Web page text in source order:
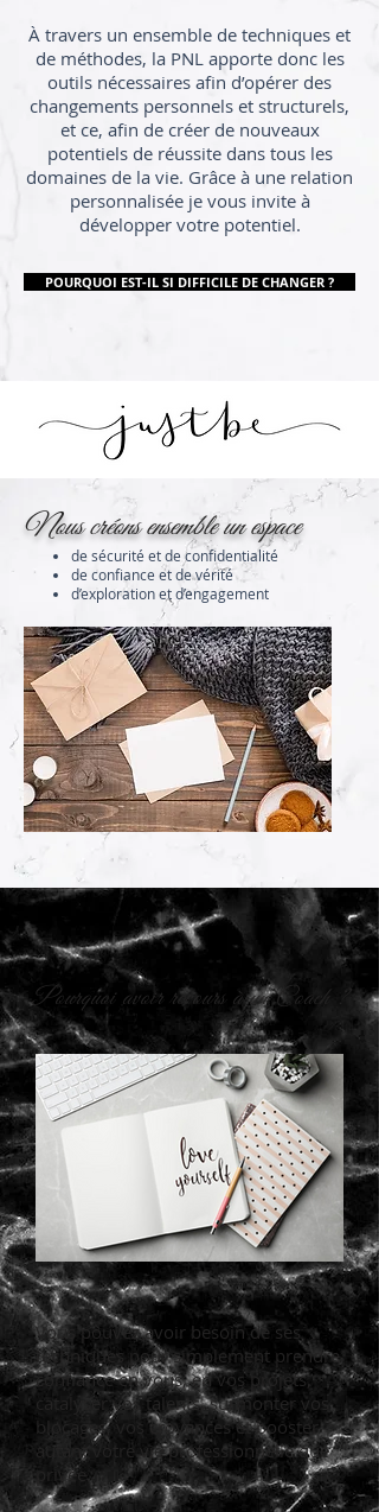
À travers un ensemble de techniques et
de méthodes, la PNL apporte donc les
outils nécessaires afin d’opérer des
changements personnels et structurels,
et ce, afin de créer de nouveaux
potentiels de réussite dans tous les
domaines de la vie. Grâce à une relation
personnalisée je vous invite à
développer votre potentiel.
POURQUOI EST-IL SI DIFFICILE DE CHANGER ?
Nous créons ensemble un espace
de sécurité et de confidentialité
de confiance et de vérité
d’exploration et d’engagement
Pourquoi avoir recours à un Coach ?
Vous pouvez avoir besoin de ses
techniques pour simplement prendre
confiance en vous, en vos projets,
catalyser vos talents, surmonter vos
blocages, vos croyances et booster
autant votre vie professionnelle que
privée.